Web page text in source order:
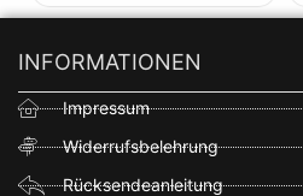
INFORMATIONEN
Impressum
Widerrufsbelehrung
Rücksendeanleitung